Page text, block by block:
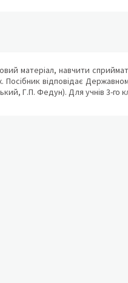
матеріал, навчити
відповідає
Г.П. Федун). Для учнів 3-го